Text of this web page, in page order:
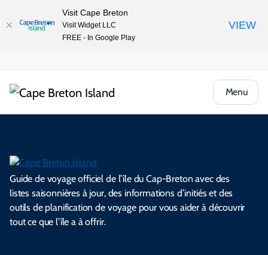
Menu
Guide de voyage officiel de l’île du Cap-Breton avec des
listes saisonnières à jour, des informations d’initiés et des
outils de planification de voyage pour vous aider à découvrir
tout ce que l’île a à offrir.
Visit Cape Breton
Visit Widget LLC
FREE - In Google Play
VIEW